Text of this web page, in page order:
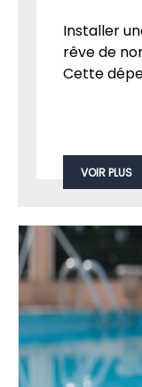
Installer
rêve de
Cette
VOIR PLUS